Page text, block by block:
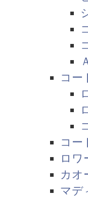
コー
コー
ロワ
カオ
マデ